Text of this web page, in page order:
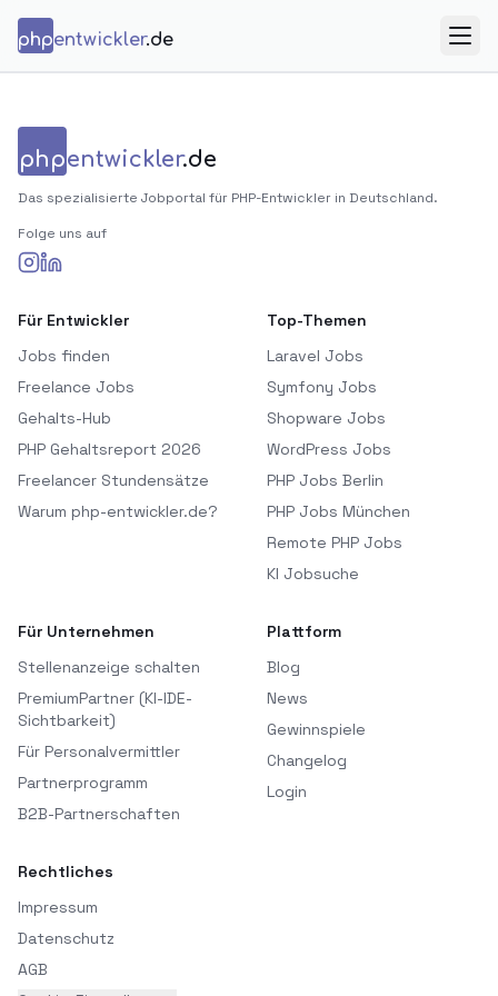
phpentwickler.de
phpentwickler.de
Das spezialisierte Jobportal für PHP-Entwickler in Deutschland.
Folge uns auf
Für Entwickler
Jobs finden
Freelance Jobs
Gehalts-Hub
PHP Gehaltsreport 2026
Freelancer Stundensätze
Warum php-entwickler.de?
Top-Themen
Laravel Jobs
Symfony Jobs
Shopware Jobs
WordPress Jobs
PHP Jobs Berlin
PHP Jobs München
Remote PHP Jobs
KI Jobsuche
Für Unternehmen
Stellenanzeige schalten
PremiumPartner (KI-IDE-
Sichtbarkeit)
Für Personalvermittler
Partnerprogramm
B2B-Partnerschaften
Plattform
Blog
News
Gewinnspiele
Changelog
Login
Rechtliches
Impressum
Datenschutz
AGB